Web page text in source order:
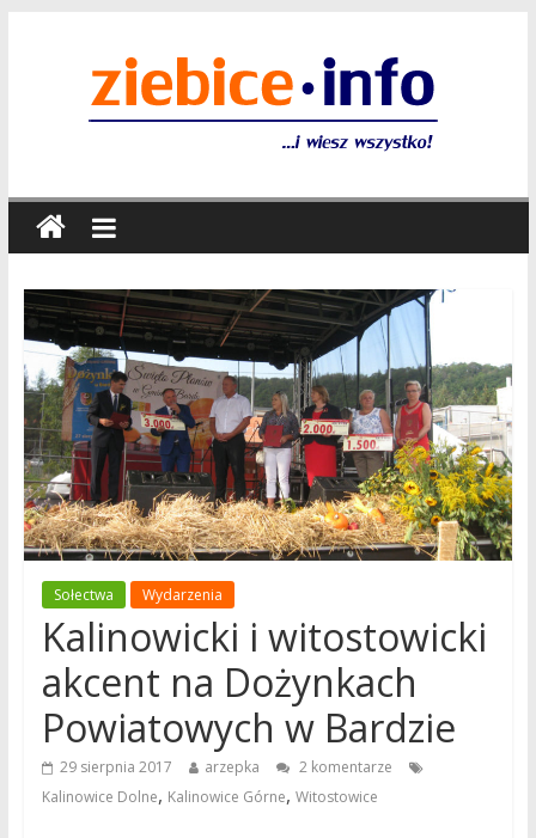
Sołectwa Wydarzenia
Kalinowicki i witostowicki
akcent na Dożynkach
Powiatowych w Bardzie
29 sierpnia 2017 arzepka
2 komentarze
Kalinowice Dolne, Kalinowice Górne, Witostowice